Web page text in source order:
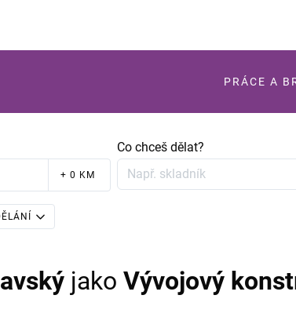
PRÁCE A
+ 0 KM
Co chceš dělat?
jako Vývojový